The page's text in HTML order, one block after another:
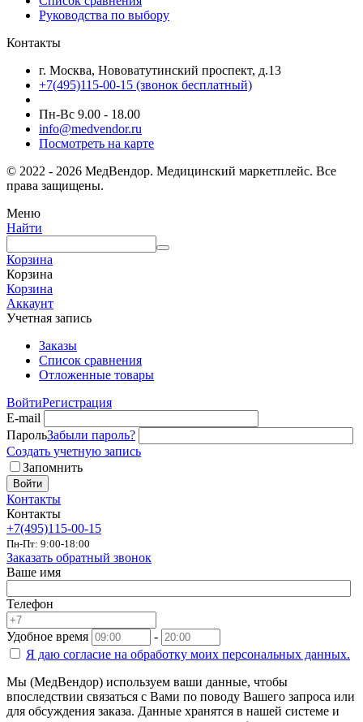
Руководства по выбору
Контакты
г. Москва, Нововатутинский проспект, д.13
+7(495)115-00-15 (звонок бесплатный)
Пн-Вс 9.00 - 18.00
info@medvendor.ru
Посмотреть на карте
© 2022 - 2026 МедВендор. Медицинский маркетплейс. Все
права защищены.
Меню
Найти
Корзина
Корзина
Корзина
Аккаунт
Учетная запись
Заказы
Список сравнения
Отложенные товары
ВойтиРегистрация
E-mail
ПарольЗабыли пароль?
Создать учетную запись
Запомнить
Войти
Контакты
Контакты
+7(495)115-00-15
Пн-Пт: 9:00-18:00
Заказать обратный звонок
Ваше имя
Телефон
Удобное время
-
Я даю согласие на обработку моих персональных данных.
Мы (МедВендор) используем ваши данные, чтобы
впоследствии связаться с Вами по поводу Вашего запроса или
для обсуждения заказа. Данные хранятся в нашей системе и